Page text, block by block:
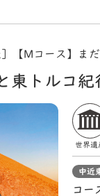
【Mコース】ま
東トルコ紀
世界遺
中近
コー